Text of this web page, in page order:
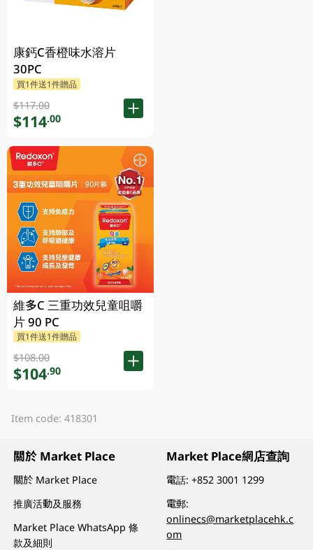
康鈣C香橙味水溶片
30PC
買1件送1件贈品
$117.00
$114.00
維多C 三重功效兒童咀嚼
片 90 PC
買1件送1件贈品
$108.00
$104.90
Item code: 418301
關於 Market Place
關於 Market Place
推廣活動及服務
Market Place WhatsApp 條
款及細則
Market Place網店查詢
電話:+852 3001 1299
電郵:
onlinecs@marketplacehk.c
om